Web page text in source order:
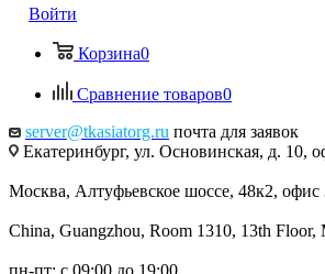
Войти
Корзина0
Сравнение товаров0
server@tkasiatorg.ru почта для заявок
Екатеринбург, ул. Основинская, д. 10,
Москва, Алтуфьевское шоссе, 48к2,
China, Guangzhou, Room 1310, 13th
пн-пт: с 09:00 до 19:00